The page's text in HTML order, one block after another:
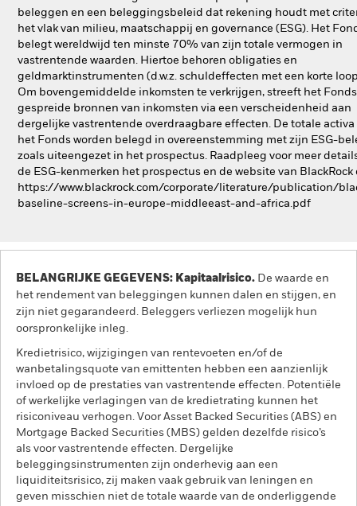
beleggen en een beleggingsbeleid dat rekening houdt met
het vlak van milieu, maatschappij en governance (ESG). Het
belegt wereldwijd ten minste 70% van zijn totale vermogen in
vastrentende waarden. Hiertoe behoren obligaties en
geldmarktinstrumenten (d.w.z. schuldeffecten met een korte
Om bovengemiddelde inkomsten te verkrijgen, streeft het
gespreide bronnen van inkomsten via een verscheidenheid aan
dergelijke vastrentende overdraagbare effecten. De totale activa
het Fonds worden belegd in overeenstemming met zijn ESG-
zoals uiteengezet in het prospectus. Raadpleeg voor meer
de ESG-kenmerken het prospectus en de website van BlackRock
https://www.blackrock.com/corporate/literature/publication/
baseline-screens-in-europe-middleeast-and-africa.pdf
BELANGRIJKE GEGEVENS: Kapitaalrisico. De waarde en
het rendement van beleggingen kunnen dalen en stijgen, en
zijn niet gegarandeerd. Beleggers verliezen mogelijk hun
oorspronkelijke inleg.
Kredietrisico, wijzigingen van rentevoeten en/of de
wanbetalingsquote van emittenten hebben een aanzienlijk
invloed op de prestaties van vastrentende effecten. Potentiële
of werkelijke verlagingen van de kredietrating kunnen het
risiconiveau verhogen. Voor Asset Backed Securities (ABS) en
Mortgage Backed Securities (MBS) gelden dezelfde risico’s
als voor vastrentende effecten. Dergelijke
beleggingsinstrumenten zijn onderhevig aan een
liquiditeitsrisico, zij maken vaak gebruik van leningen en
geven misschien niet de totale waarde van de onderliggende